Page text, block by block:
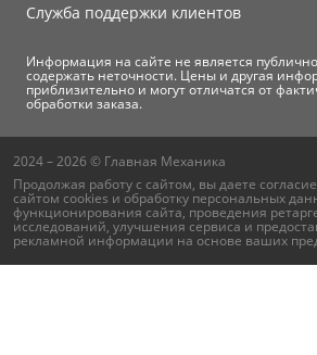
Служба поддержки клиентов
Информация на сайте не является
содержать неточности. Цены и другая
приблизительно и могут отличатся от
обработки заказа.
2024 – 2026 © Главная Механика
Продолжая работу с сайтом, вы даете
сайтом cookies и обработку персональных
функционирования сайта, проведения
исследований, улучшения сервиса и
рекламной информации на основе ваших